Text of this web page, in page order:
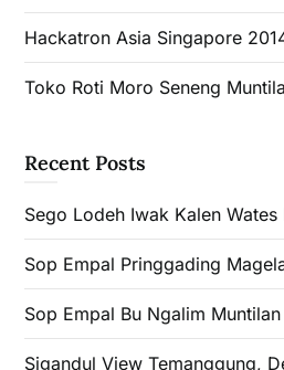
Hackatron Asia Singapore
Toko Roti Moro Seneng
Recent Posts
Sego Lodeh Iwak Kalen Wates
Sop Empal Pringgading
Sop Empal Bu Ngalim
Sigandul View Temanggung,